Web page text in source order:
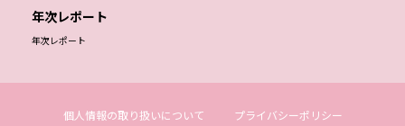
年次レポート
年次レポート
個人情報の取り扱いについて プライバシーポリシー